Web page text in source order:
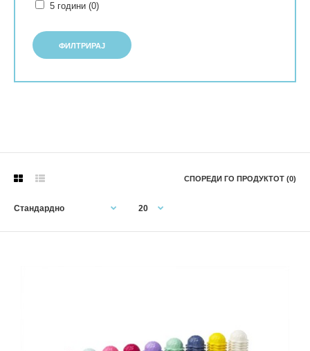
5 години (0)
ФИЛТРИРАЈ
СПОРЕДИ ГО ПРОДУКТОТ (0)